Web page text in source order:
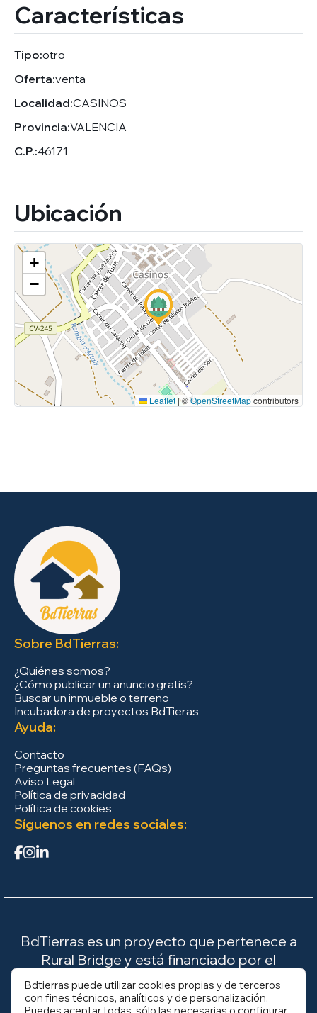
Características
Tipo:otro
Oferta:venta
Localidad:CASINOS
Provincia:VALENCIA
C.P.:46171
Ubicación
+
−
Leaflet |©OpenStreetMapcontributors
Sobre BdTierras:
¿Quiénes somos?
¿Cómo publicar un anuncio gratis?
Buscar un inmueble o terreno
Incubadora de proyectos BdTieras
Ayuda:
Contacto
Preguntas frecuentes (FAQs)
Aviso Legal
Política de privacidad
Política de cookies
Síguenos en redes sociales:
BdTierras es un proyecto que pertenece a
Rural Bridge y está financiado por el
Ministerio para la Transición Ecológica y el
Reto Demográfico (MITECO).
Bdtierras puede utilizar cookies propias y de terceros
con fines técnicos, analíticos y de personalización.